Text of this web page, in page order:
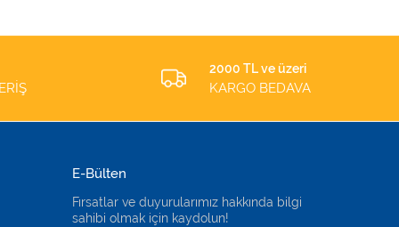
2000 TL ve üzeri
KARGO BEDAVA
E-Bülten
Fırsatlar ve duyurularımız hakkında bilgi
sahibi olmak için kaydolun!